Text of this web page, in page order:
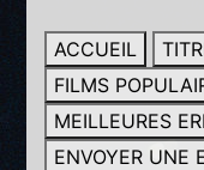
ACCUEIL
FILMS
MEILLEURES
ENVOYER UNE